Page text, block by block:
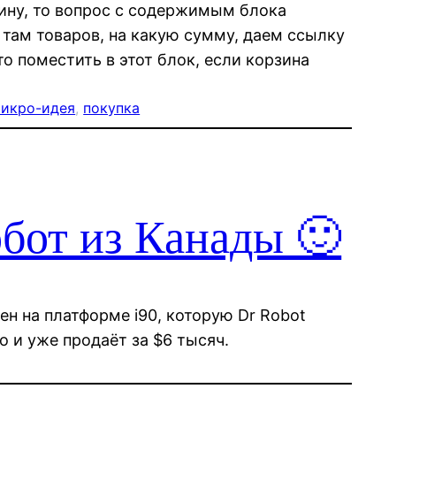
то вопрос с содержимым блока
товаров, на какую сумму, даем ссылку
поместить в этот блок, если корзина
идея, покупка
из Канады 🙂
на платформе i90, которую Dr Robot
и уже продаёт за $6 тысяч.